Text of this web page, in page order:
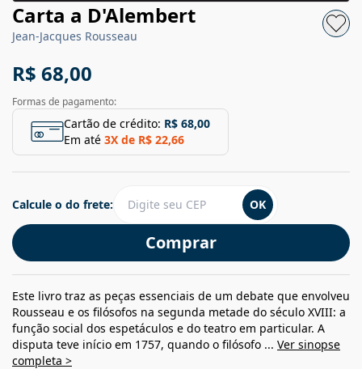
Carta a D'Alembert
Jean-Jacques Rousseau
R$ 68,00
Formas de pagamento:
Cartão de crédito: R$ 68,00
Em até 3X de R$ 22,66
Comprar
Calcule o do frete: OK
Este livro traz as peças essenciais de um debate que envolveu
Rousseau e os filósofos na segunda metade do século XVIII: a
função social dos espetáculos e do teatro em particular. A
disputa teve início em 1757, quando o filósofo ... Ver sinopse
completa >